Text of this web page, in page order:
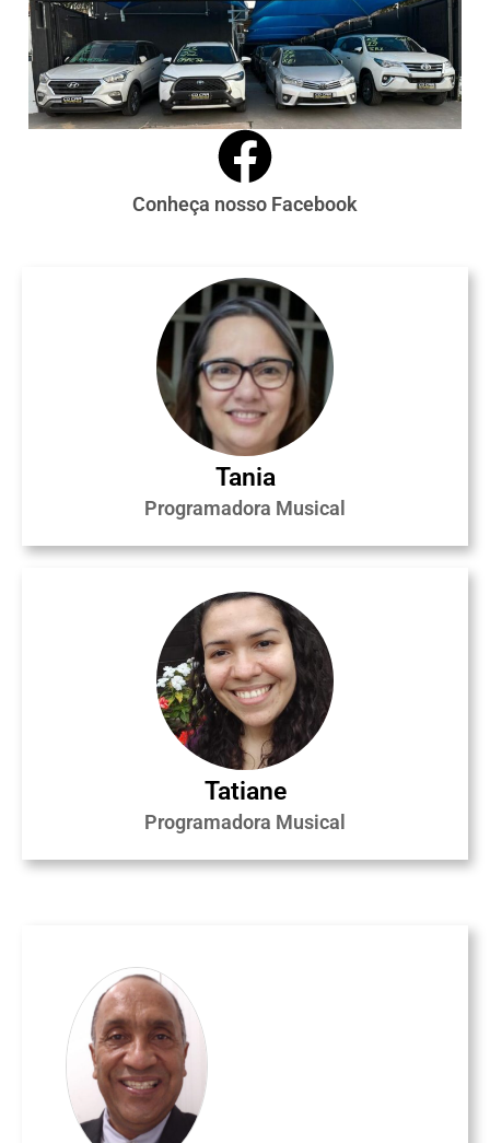
Conheça nosso Facebook
Tania
Programadora Musical
Tatiane
Programadora Musical